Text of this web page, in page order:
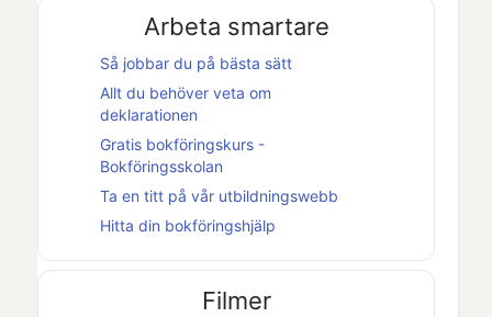
Arbeta smartare
Så jobbar du på bästa sätt
Allt du behöver veta om
deklarationen
Gratis bokföringskurs -
Bokföringsskolan
Ta en titt på vår utbildningswebb
Hitta din bokföringshjälp
Filmer